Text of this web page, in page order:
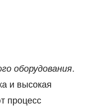
оборудования.
и высокая
процесс